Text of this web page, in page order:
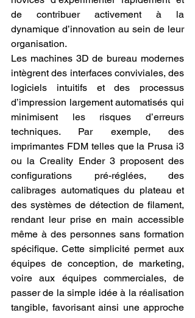
de contribuer activement à la
dynamique d’innovation au sein de leur
organisation.
Les machines 3D de bureau modernes
intègrent des interfaces conviviales, des
logiciels intuitifs et des processus
d’impression largement automatisés qui
minimisent les risques d’erreurs
techniques. Par exemple, des
imprimantes FDM telles que la Prusa i3
ou la Creality Ender 3 proposent des
configurations pré-réglées, des
calibrages automatiques du plateau et
des systèmes de détection de filament,
rendant leur prise en main accessible
même à des personnes sans formation
spécifique. Cette simplicité permet aux
équipes de conception, de marketing,
voire aux équipes commerciales, de
passer de la simple idée à la réalisation
tangible, favorisant ainsi une approche